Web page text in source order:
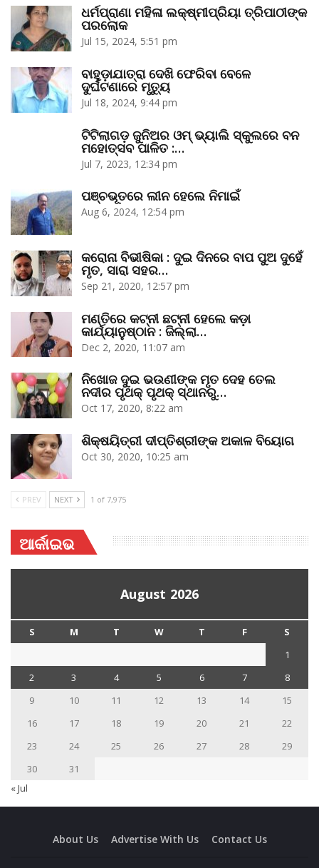
ଧର୍ମପ୍ରାଣା ମହିଳା ଲକ୍ଷ୍ମୀପ୍ରିୟା ତ୍ରିପାଠୀଙ୍କ
ପରଲୋକ
Jul 15, 2024, 5:51 pm
ବାହୁଡ଼ାଯାତ୍ରା ଦେଖି ଫେରିବା ବେଳେ
ଦୁର୍ଘଟଣାରେ ମୃତ୍ୟୁ
Jul 18, 2024, 9:44 pm
ଟିଟିଲାଗଡ଼ ଜୁନିଅର ଓମ୍‌ ଭ୍ୟାଲି ସ୍କୁଲରେ ବନ
ମହୋତ୍ସବ ପାଳିତ :…
Jul 7, 2023, 12:34 pm
ପଞ୍ଚଭୂତରେ ଲୀନ ହେଲେ ନିମାଇଁ
Aug 6, 2024, 12:54 pm
କରୋନା ବିଭୀଷିକା : ଦୁଇ ଦିନରେ ବାପ ପୁଅ ଦୁହେଁ
ମୃତ, ସାରା ସହର…
Sep 21, 2020, 12:57 pm
ମଣ୍ତିରେ କଟ୍‌ନୀ ଛଟ୍‌ନୀ ହେଲେ କଡ଼ା
କାର୍ଯ୍ୟାନୁଷ୍ଠାନ : ଜିଲ୍ଲା…
Dec 2, 2020, 11:07 am
ନିଖୋଜ ଦୁଇ ଭଉଣୀଙ୍କ ମୃତ ଦେହ ତେଲ
ନଦୀର ପୃଥକ୍‌ ପୃଥକ୍‌ ସ୍ଥାନରୁ…
Oct 17, 2020, 8:22 am
ଶିକ୍ଷୟିତ୍ରୀ ଦୀପ୍ତିଶ୍ରୀଙ୍କ ଅକାଳ ବିୟୋଗ
Oct 30, 2020, 10:25 am
PREV NEXT 1 of 7,975
ଆର୍କାଇଭ
August 2026
S M T W T F
S
1
2
3 4 5 6 7
8
9
10 11 12 13 14
15
16
17 18 19 20 21
22
23
24 25 26 27 28
29
30
31
« Jul
About Us Advertise With Us Contact Us